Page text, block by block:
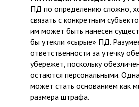
ПД по определению сложно,
связать с конкретным
им может быть нанесен
бы утекли «сырые» ПД.
ответственности за утечку
убережет, поскольку
остаются персональными.
может стать основанием как
размера штрафа.